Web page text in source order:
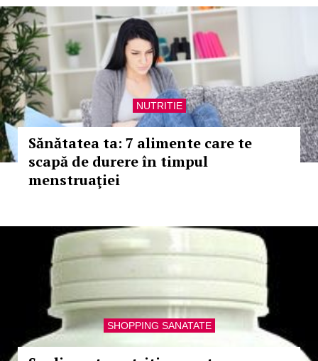
NUTRITIE
Sănătatea ta: 7 alimente care te
scapă de durere în timpul
menstruaţiei
SHOPPING SANATATE